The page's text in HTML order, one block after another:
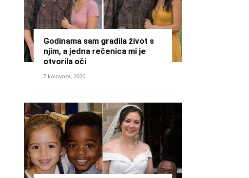
Godinama sam gradila život s
njim, a jedna rečenica mi je
otvorila oči
7 kolovoza, 2026